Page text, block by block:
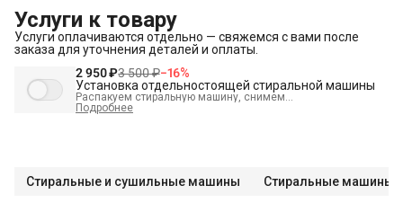
Услуги к товару
Услуги оплачиваются отдельно — свяжемся с вами после
заказа для уточнения деталей и оплаты.
2 950 ₽3 500 ₽−16%
Установка отдельностоящей стиральной машины
Распакуем стиральную машину, снимем
транспортировочные болты, выставим по уровню и
подключим к электрике, водоснабжению и канализации
Проверка работоспособности
Подробнее
Стиральные и сушильные машины Стиральные машины